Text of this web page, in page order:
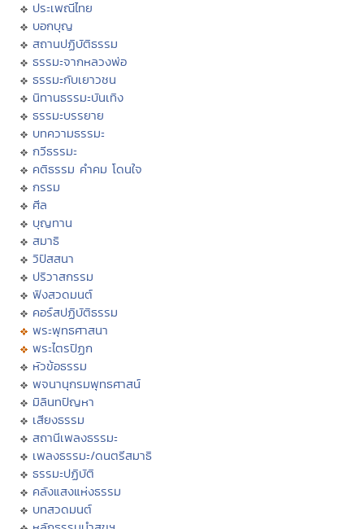
ประเพณีไทย
บอกบุญ
สถานปฏิบัติธรรม
ธรรมะจากหลวงพ่อ
ธรรมะกับเยาวชน
นิทานธรรมะบันเทิง
ธรรมะบรรยาย
บทความธรรมะ
กวีธรรมะ
คติธรรม คำคม โดนใจ
กรรม
ศีล
บุญทาน
สมาธิ
วิปัสสนา
ปริวาสกรรม
ฟังสวดมนต์
คอร์สปฏิบัติธรรม
พระพุทธศาสนา
พระไตรปิฏก
หัวข้อธรรม
พจนานุกรมพุทธศาสน์
มิลินทปัญหา
เสียงธรรม
สถานีเพลงธรรมะ
เพลงธรรมะ/ดนตรีสมาธิ
ธรรมะปฏิบัติ
คลังแสงแห่งธรรม
บทสวดมนต์